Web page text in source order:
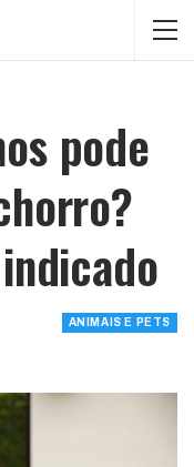
pode
ANIMAIS E PETS